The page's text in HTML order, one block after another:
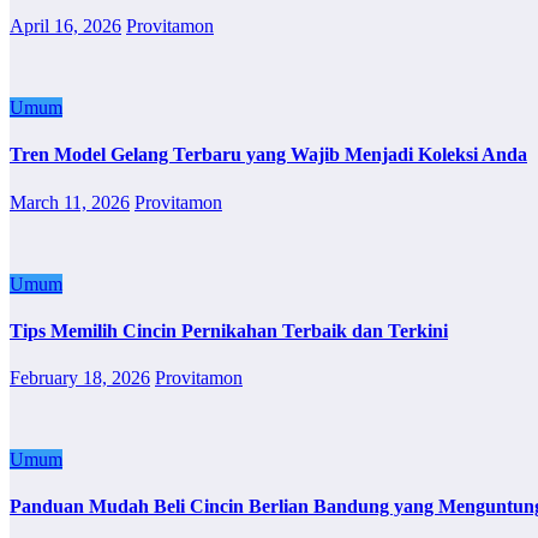
April 16, 2026 Provitamon
Umum
Tren Model Gelang Terbaru yang Wajib Menjadi Koleksi Anda
March 11, 2026 Provitamon
Umum
Tips Memilih Cincin Pernikahan Terbaik dan Terkini
February 18, 2026 Provitamon
Umum
Panduan Mudah Beli Cincin Berlian Bandung yang